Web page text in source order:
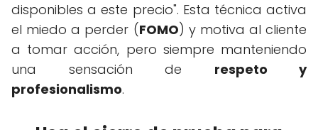
disponibles a este precio". Esta técnica activa
el miedo a perder (FOMO) y motiva al cliente
a tomar acción, pero siempre manteniendo
una sensación de respeto y
profesionalismo.